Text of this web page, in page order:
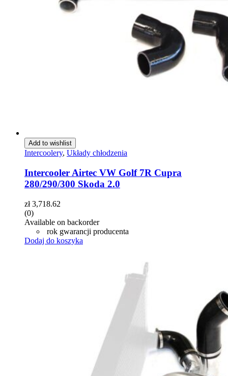
Add to wishlist
Intercoolery, Układy chłodzenia
Intercooler Airtec VW Golf 7R Cupra
280/290/300 Skoda 2.0
zł3,718.62
(0)
Available on backorder
rok gwarancji producenta
Dodaj do koszyka